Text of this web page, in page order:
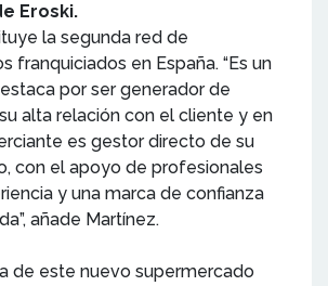
Eroski.
la segunda red de
franquiciados en España. “Es un
por ser generador de
alta relación con el cliente y en
es gestor directo de su
con el apoyo de profesionales
y una marca de confianza
añade Martínez.
de este nuevo supermercado